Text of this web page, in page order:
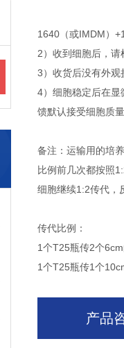
1640（或IMDM）
2）收到细胞后，请
3）收货后没有外观
4）细胞稳定后在显
馈默认接受细胞质量
备注：运输用的培
比例前几次都按照
细胞继续1:2传代，
传代比例：
1个T25瓶传2个
1个T25瓶传1个
产品